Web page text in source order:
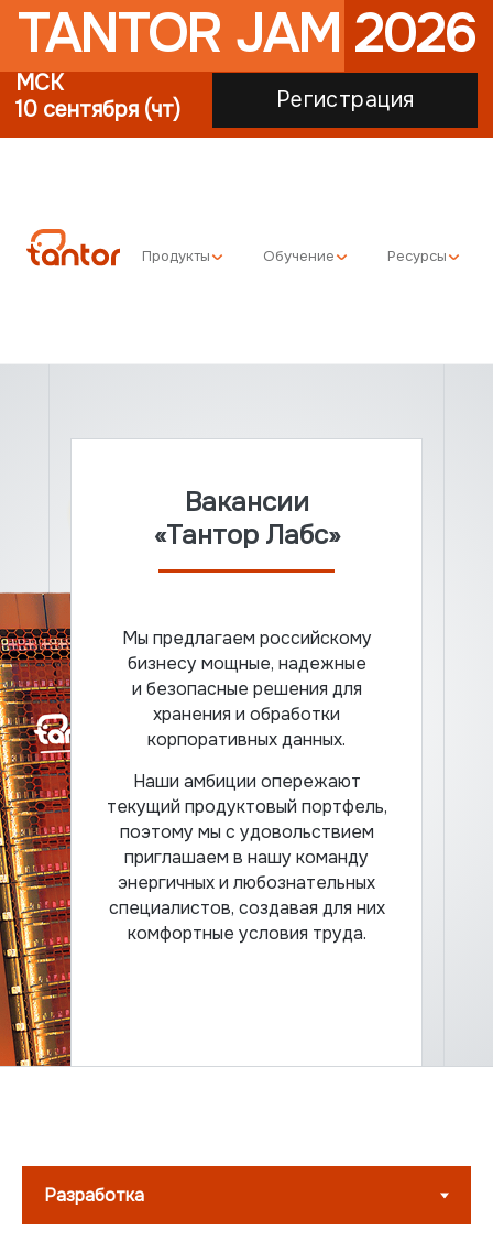
Регистрация
TANTOR JAM 2026
10 сентября (чт)
Продукты Обучение Ресурсы
Мы предлагаем российскому
бизнесу мощные, надежные
и безопасные решения для
хранения и обработки
корпоративных данных.
Вакансии
«Тантор Лабс»
Наши амбиции опережают
текущий продуктовый портфель,
поэтому мы с удовольствием
приглашаем в нашу команду
энергичных и любознательных
специалистов, создавая для них
комфортные условия труда.